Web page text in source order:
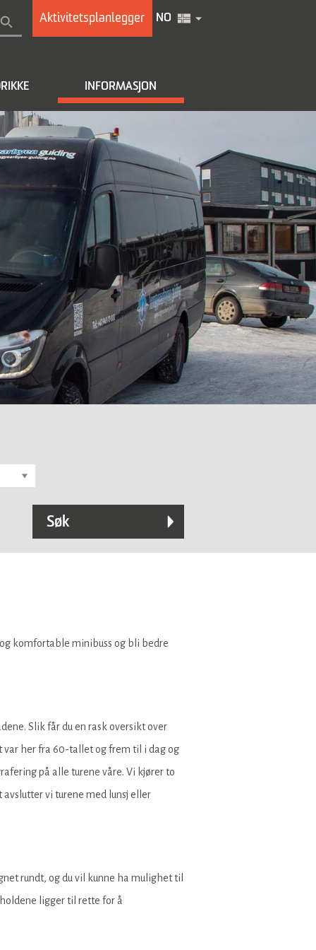
Aktivitetsplanlegger NO
INFORMASJON
komfortable minibuss og bli bedre
Slik får du en rask oversikt over
var her fra 60-tallet og frem til i dag og
på alle turene våre. Vi kjører to
vi turene med lunsj eller
rundt, og du vil kunne ha mulighet til
ligger til rette for å